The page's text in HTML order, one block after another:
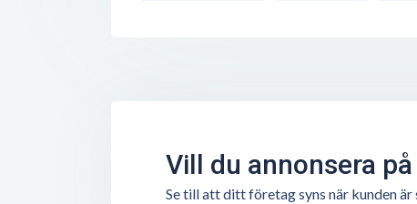
Vill du annonsera
Se till att ditt företag syns när kunden är